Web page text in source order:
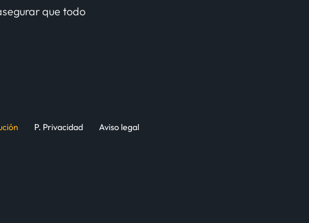
que todo
P. Privacidad Aviso legal